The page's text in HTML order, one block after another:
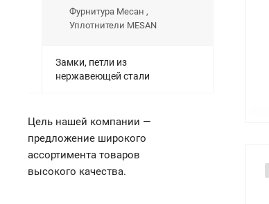
Фурнитура Месан ,
Уплотнители MESAN
Замки, петли из
нержавеющей стали
Цель нашей компании —
предложение широкого
ассортимента товаров
высокого качества.